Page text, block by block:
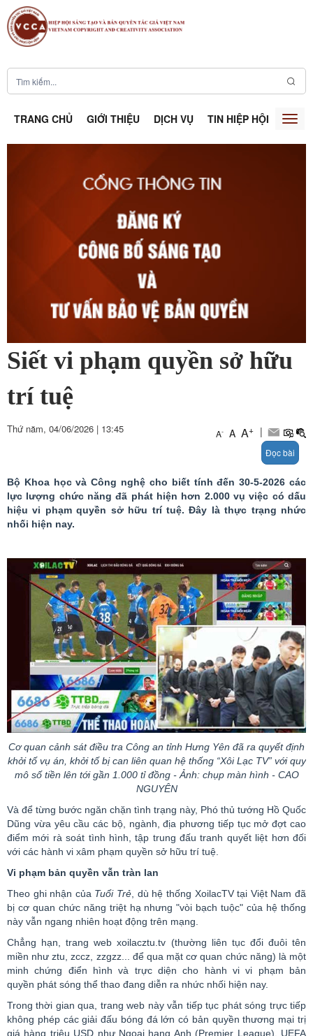
TRANG CHỦ GIỚI THIỆU DỊCH VỤ TIN HIỆP HỘI
Siết vi phạm quyền sở hữu
trí tuệ
Thứ năm, 04/06/2026 | 13:45 A- A A+ |
Đọc bài
Bộ Khoa học và Công nghệ cho biết tính đến 30-5-2026 các
lực lượng chức năng đã phát hiện hơn 2.000 vụ việc có dấu
hiệu vi phạm quyền sở hữu trí tuệ. Đây là thực trạng nhức
nhối hiện nay.
Cơ quan cảnh sát điều tra Công an tỉnh Hưng Yên đã ra quyết định
khởi tố vụ án, khởi tố bị can liên quan hệ thống “XôiLạc TV” với quy
mô số tiền lên tới gần 1.000 tỉ đồng - Ảnh: chụp màn hình - CAO
NGUYÊN
Và để từng bước ngăn chặn tình trạng này, Phó thủ tướng Hồ Quốc
Dũng vừa yêu cầu các bộ, ngành, địa phương tiếp tục mở đợt cao
điểm mới rà soát tình hình, tập trung đấu tranh quyết liệt hơn đối
với các hành vi xâm phạm quyền sở hữu trí tuệ.
Vi phạm bản quyền vẫn tràn lan
Theo ghi nhận củaTuổi Trẻ, dù hệ thống XoilacTVtại Việt Nam đã
bị cơ quan chức năng triệt hạ nhưng "vòi bạch tuộc" của hệ thống
này vẫn ngang nhiên hoạt động trên mạng.
Chẳng hạn, trang webxoilacztu.tv (thường liên tục đổi đuôi tên
miền nhưztu,zccz, zzgzz... để qua mặt cơ quan chức năng) là một
minh chứng điển hình và trực diện cho hành vi vi phạm bản
quyền phát sóng thể thao đang diễn ra nhức nhối hiện nay.
Trong thời gian qua, trang web này vẫn tiếp tục phát sóng trực tiếp
không phép các giải đấu bóng đá lớn có bản quyền thương mại trị
giá hàng triệu USD như Ngoại hạng Anh (Premier League), UEFA